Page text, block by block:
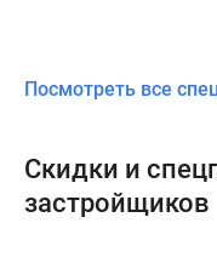
Посмотреть все
Скидки и
застройщиков